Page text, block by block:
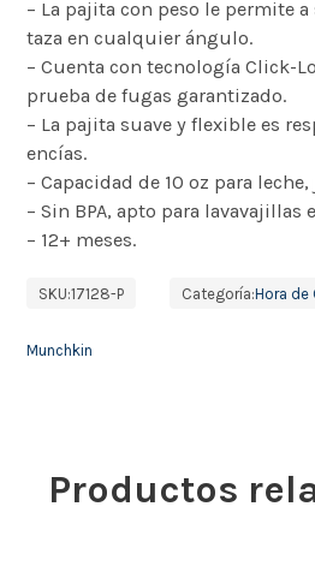
– La pajita con peso le permite
taza en cualquier ángulo.
– Cuenta con tecnología Click-
prueba de fugas garantizado.
– La pajita suave y flexible es
encías.
– Capacidad de 10 oz para
– Sin BPA, apto para
– 12+ meses.
SKU:17128-P Categoría:Hora de
Munchkin
Productos